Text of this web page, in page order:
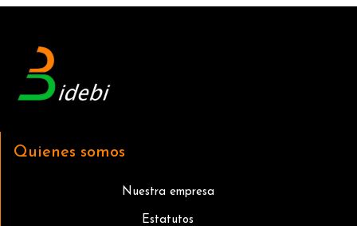
Quienes somos
Nuestra empresa
Estatutos